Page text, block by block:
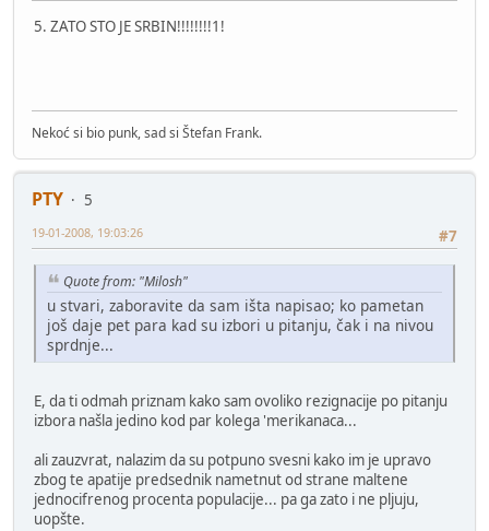
5. ZATO STO JE SRBIN!!!!!!!!1!
Nekoć si bio punk, sad si Štefan Frank.
PTY
5
#7
19-01-2008, 19:03:26
Quote from: "Milosh"
u stvari, zaboravite da sam išta napisao; ko pametan
još daje pet para kad su izbori u pitanju, čak i na nivou
sprdnje...
E, da ti odmah priznam kako sam ovoliko rezignacije po pitanju
izbora našla jedino kod par kolega 'merikanaca...
ali zauzvrat, nalazim da su potpuno svesni kako im je upravo
zbog te apatije predsednik nametnut od strane maltene
jednocifrenog procenta populacije... pa ga zato i ne pljuju,
uopšte.